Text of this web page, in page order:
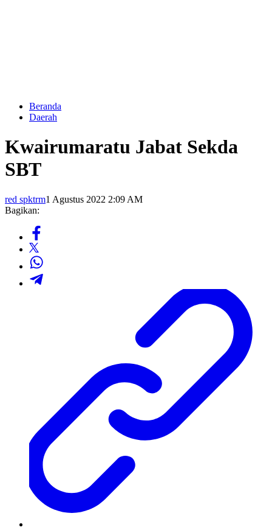
Beranda
Daerah
Kwairumaratu Jabat Sekda
SBT
red spktrm1 Agustus 2022 2:09 AM
Bagikan: